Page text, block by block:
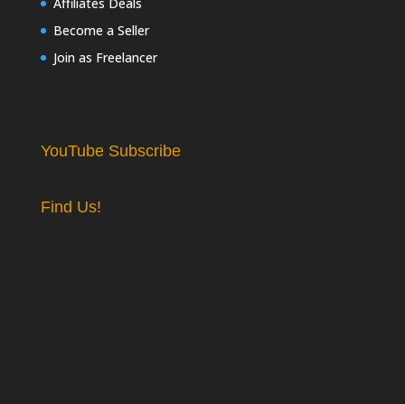
Affiliates Deals
Become a Seller
Join as Freelancer
YouTube Subscribe
Find Us!